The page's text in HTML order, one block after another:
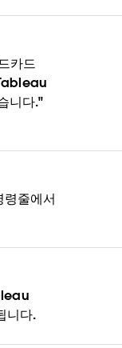
카드
니다."
줄에서
니다.